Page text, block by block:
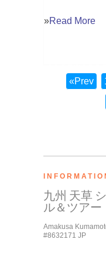
»Read More
«Prev
九州 天草
ル＆ツア
Amakusa
#8632171 JP